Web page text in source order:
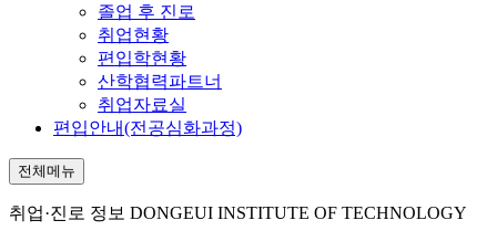
졸업 후 진로
취업현황
편입학현황
산학협력파트너
취업자료실
편입안내(전공심화과정)
전체메뉴
취업·진로 정보 DONGEUI INSTITUTE OF TECHNOLOGY